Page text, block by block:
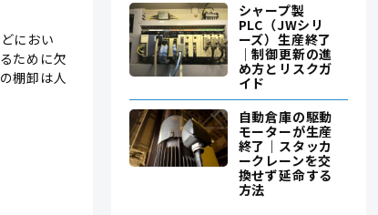
におい
ために欠
棚卸は人
シャープ製
PLC（JWシリ
ーズ）生産終了
｜制御更新の進
め方とリスクガ
イド
自動倉庫の駆動
モーターが生産
終了｜スタッカ
ークレーンを交
換せず延命する
方法